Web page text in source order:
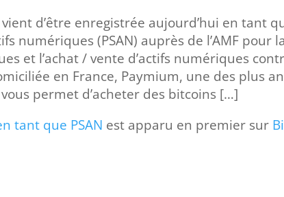
d’être enregistrée aujourd’hui en tant
numériques (PSAN) auprès de l’AMF pour la
et l’achat / vente d’actifs numériques
en France, Paymium, une des plus
permet d’acheter des bitcoins […]
tant que PSAN est apparu en premier sur